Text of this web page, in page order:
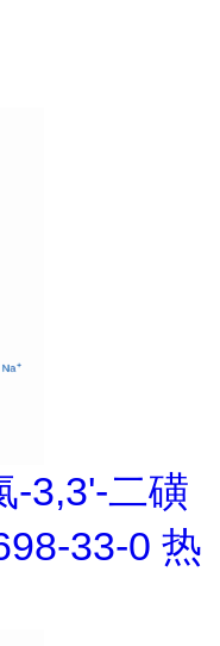
-3,3'-二磺
33-0 热